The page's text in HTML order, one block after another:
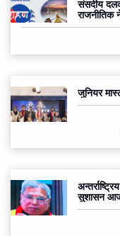
संसदीय
राजनीतिक
जुनियर
सुशासन